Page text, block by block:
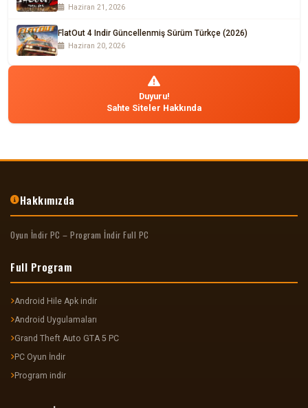
Haziran 21, 2026
FlatOut 4 Indir Güncellenmiş Sürüm Türkçe (2026)
Haziran 20, 2026
Duyuru!
Sahte Siteler Hakkında
Hakkımızda
Oyun İndir PC – Program İndir Full PC
Full Program
Android Hile Apk indir
Android Uygulamaları
Grand Theft Auto GTA 5 PC
PC Oyun İndir
Program indir